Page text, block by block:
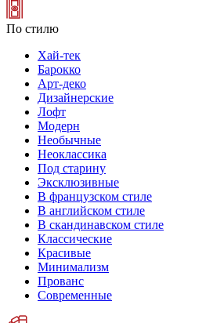
По стилю
Хай-тек
Барокко
Арт-деко
Дизайнерские
Лофт
Модерн
Необычные
Неоклассика
Под старину
Эксклюзивные
В французском стиле
В английском стиле
В скандинавском стиле
Классические
Красивые
Минимализм
Прованс
Современные